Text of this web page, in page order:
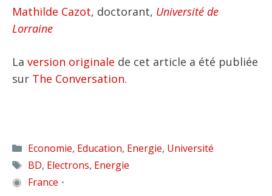
Mathilde Cazot, doctorant, Université de
Lorraine
La version originale de cet article a été publiée
sur The Conversation.
Catégories
Economie, Education, Energie, Université
Étiquettes
BD, Electrons, Energie
◉ France •